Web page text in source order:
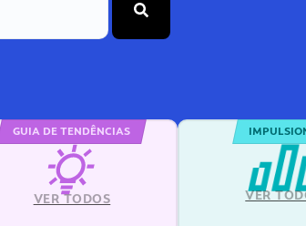
GUIA DE TENDÊNCIAS
VER TODOS VER